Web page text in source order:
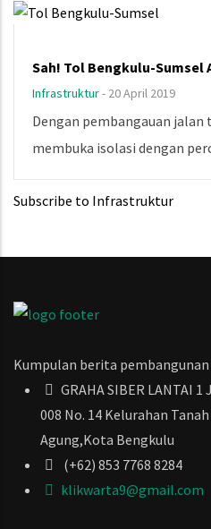
Sah! Tol Bengkulu-Sumsel
Infrastruktur- 20 April 2019
Dengan pembangauan
membuka isolasi dengan
Subscribe to Infrastruktur
Kumpulan berita
GRAHA SIBER LANTAI
008 No. 14 Kelurahan
Agung,Kota Bengkulu
(+62) 853 7768 8284
klikwarta9@gmail.com